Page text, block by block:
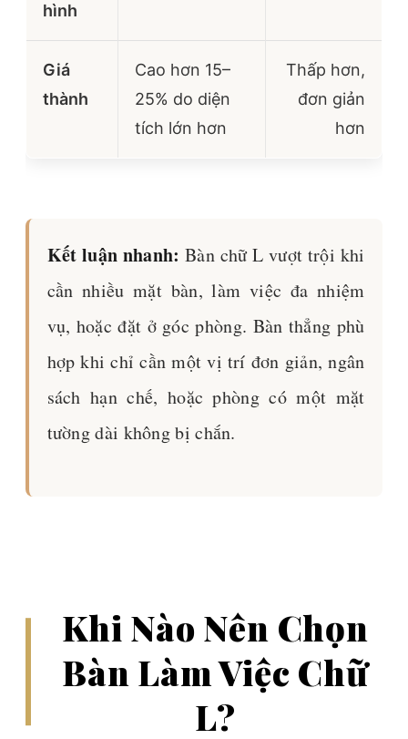
hình
Giá
thành
Cao hơn 15–
25% do diện
tích lớn hơn
Thấp hơn,
đơn giản
hơn
Kết luận nhanh: Bàn chữ L vượt trội khi
cần nhiều mặt bàn, làm việc đa nhiệm
vụ, hoặc đặt ở góc phòng. Bàn thẳng phù
hợp khi chỉ cần một vị trí đơn giản, ngân
sách hạn chế, hoặc phòng có một mặt
tường dài không bị chắn.
Khi Nào Nên Chọn
Bàn Làm Việc Chữ
L?